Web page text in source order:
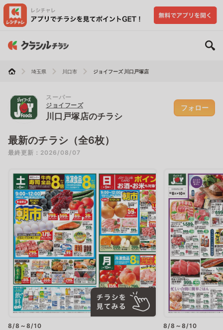
埼玉県 川口市 ジョイフーズ 川口戸塚店
スーパー
ジョイフーズ
川口戸塚店のチラシ
フォロー
最新のチラシ（全6枚）
最終更新：2026/08/07
8/8～8/10 8/8～8/10